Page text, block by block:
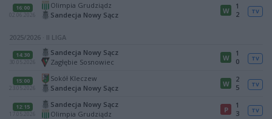
16:00
02.06.2026
Olimpia Grudziądz
Sandecja Nowy Sącz
W
1
2
TV
2025/2026 · II LIGA
14:30
30.05.2026
Sandecja Nowy Sącz
Zagłębie Sosnowiec
W
1
0
TV
15:00
23.05.2026
Sokół Kleczew
Sandecja Nowy Sącz
W
2
5
TV
12:15
17.05.2026
Sandecja Nowy Sącz
Olimpia Grudziądz
P
1
3
TV